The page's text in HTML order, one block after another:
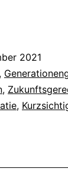
2021
,
,
,